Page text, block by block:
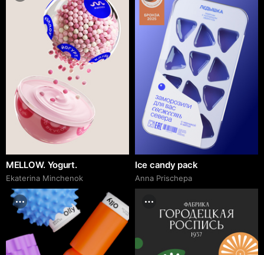
MELLOW. Yogurt.
Ekaterina Minchenok
Ice candy pack
Anna Prischepa